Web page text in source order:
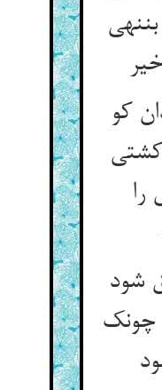
کو
را
شود